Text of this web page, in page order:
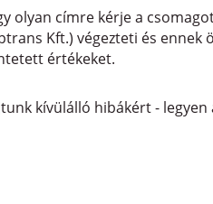
olyan címre kérje a
Kft.) végezteti és
értékeket.
kívülálló hibákért -